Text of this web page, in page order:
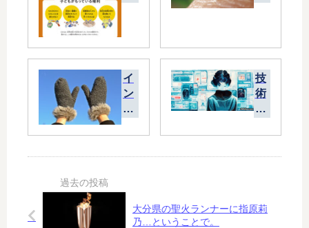
人
に
１
人
合
起
き
イ
ル
ス
検
ヒ
ジ
イ
ン
フ
エ
ン
行
技
術
の
歩
で
に
大分県の聖火ランナーに指原莉
乃…ということで。